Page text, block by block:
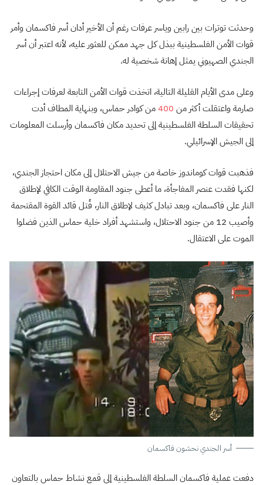
وحدثت توترات بين رابين وياسر عرفات رغم أن الأخير أدان أسر فاكسمان وأمر
قوات الأمن الفلسطينية ببذل كل جهد ممكن للعثور عليه، لأنه اعتبر أن أسر
الجندي الصهيوني يمثل إهانة شخصية له.
وعلى مدى الأيام القليلة التالية، اتخذت قوات الأمن التابعة لعرفات إجراءات
صارمة واعتقلت أكثر من 400من كوادر حماس، وبنهاية المطاف أدت
تحقيقات السلطة الفلسطينية إلى تحديد مكان فاكسمان وأرسلت المعلومات
إلى الجيش الإسرائيلي.
فذهبت قوات كوماندوز خاصة من جيش الاحتلال إلى مكان احتجاز الجندي،
لكنها فقدت عنصر المفاجأة، ما أعطى جنود المقاومة الوقت الكافي لإطلاق
النار على فاكسمان، وبعد تبادل كثيف لإطلاق النار، قُتل قائد القوة المقتحمة
وأصيب 12 من جنود الاحتلال، واستشهد أفراد خلية حماس الذين فضلوا
الموت على الاعتقال.
أسر الجندي نحشون فاكسمان
دفعت عملية فاكسمان السلطة الفلسطينية إلى قمع نشاط حماس بالتعاون